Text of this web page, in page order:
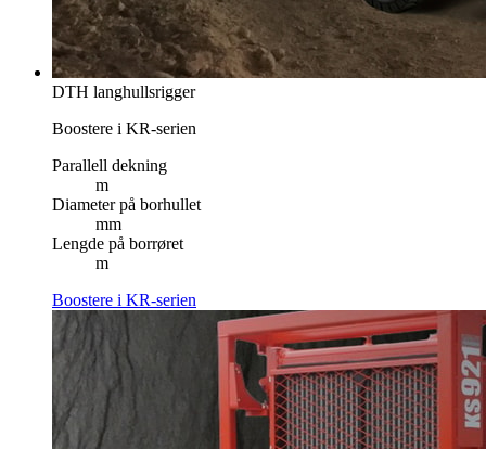
DTH langhullsrigger
Boostere i KR-serien
Parallell dekning
m
Diameter på borhullet
mm
Lengde på borrøret
m
Boostere i KR-serien